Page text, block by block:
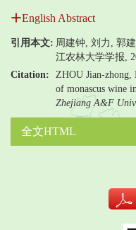
English Abstract
引用本文: 周建钟, 刘力, 郭
江农林大学学报,
Citation:
ZHOU Jian-
of monascus wine
Zhejiang A&F
全文HTML